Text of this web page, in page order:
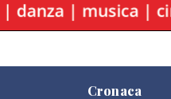
Cronaca